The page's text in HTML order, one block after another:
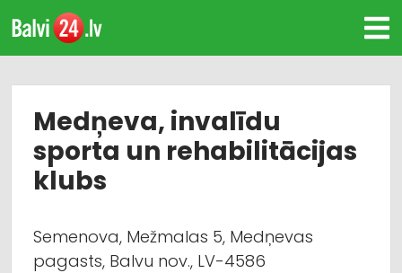
Medņeva, invalīdu
sporta un rehabilitācijas
klubs
Semenova, Mežmalas 5, Medņevas
pagasts, Balvu nov., LV-4586